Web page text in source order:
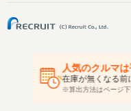
人気のクルマ
在庫が無くなる前
※算出方法はページ